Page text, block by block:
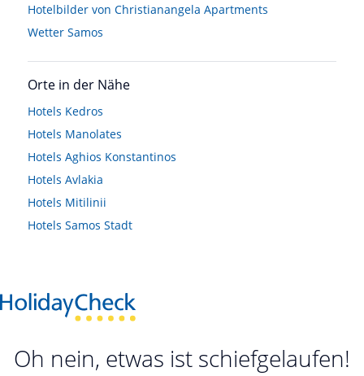
Hotelbilder von Christianangela Apartments
Wetter Samos
Orte in der Nähe
Hotels Kedros
Hotels Manolates
Hotels Aghios Konstantinos
Hotels Avlakia
Hotels Mitilinii
Hotels Samos Stadt
Oh nein, etwas ist schiefgelaufen!